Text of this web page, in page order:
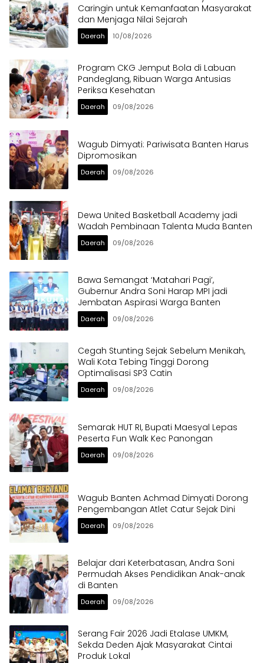
Caringin untuk Kemanfaatan Masyarakat
dan Menjaga Nilai Sejarah
Daerah 10/08/2026
Program CKG Jemput Bola di Labuan
Pandeglang, Ribuan Warga Antusias
Periksa Kesehatan
Daerah 09/08/2026
Wagub Dimyati: Pariwisata Banten Harus
Dipromosikan
Daerah 09/08/2026
Dewa United Basketball Academy jadi
Wadah Pembinaan Talenta Muda Banten
Daerah 09/08/2026
Bawa Semangat ‘Matahari Pagi’,
Gubernur Andra Soni Harap MPI jadi
Jembatan Aspirasi Warga Banten
Daerah 09/08/2026
Cegah Stunting Sejak Sebelum Menikah,
Wali Kota Tebing Tinggi Dorong
Optimalisasi SP3 Catin
Daerah 09/08/2026
Semarak HUT RI, Bupati Maesyal Lepas
Peserta Fun Walk Kec Panongan
Daerah 09/08/2026
Wagub Banten Achmad Dimyati Dorong
Pengembangan Atlet Catur Sejak Dini
Daerah 09/08/2026
Belajar dari Keterbatasan, Andra Soni
Permudah Akses Pendidikan Anak-anak
di Banten
Daerah 09/08/2026
Serang Fair 2026 Jadi Etalase UMKM,
Sekda Deden Ajak Masyarakat Cintai
Produk Lokal